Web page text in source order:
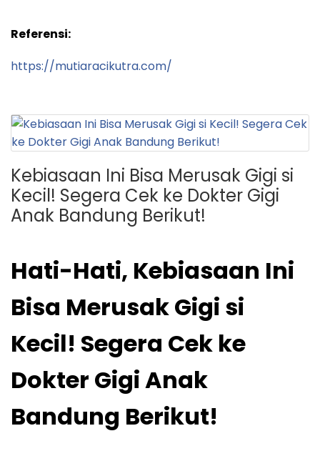
Referensi:
https://mutiaracikutra.com/
Kebiasaan Ini Bisa Merusak Gigi si
Kecil! Segera Cek ke Dokter Gigi
Anak Bandung Berikut!
Hati-Hati, Kebiasaan Ini
Bisa Merusak Gigi si
Kecil! Segera Cek ke
Dokter Gigi Anak
Bandung Berikut!